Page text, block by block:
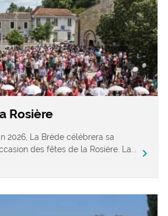
Rosière
2026, La Brède célébrera sa
des fêtes de la Rosière. La...
chevron_right